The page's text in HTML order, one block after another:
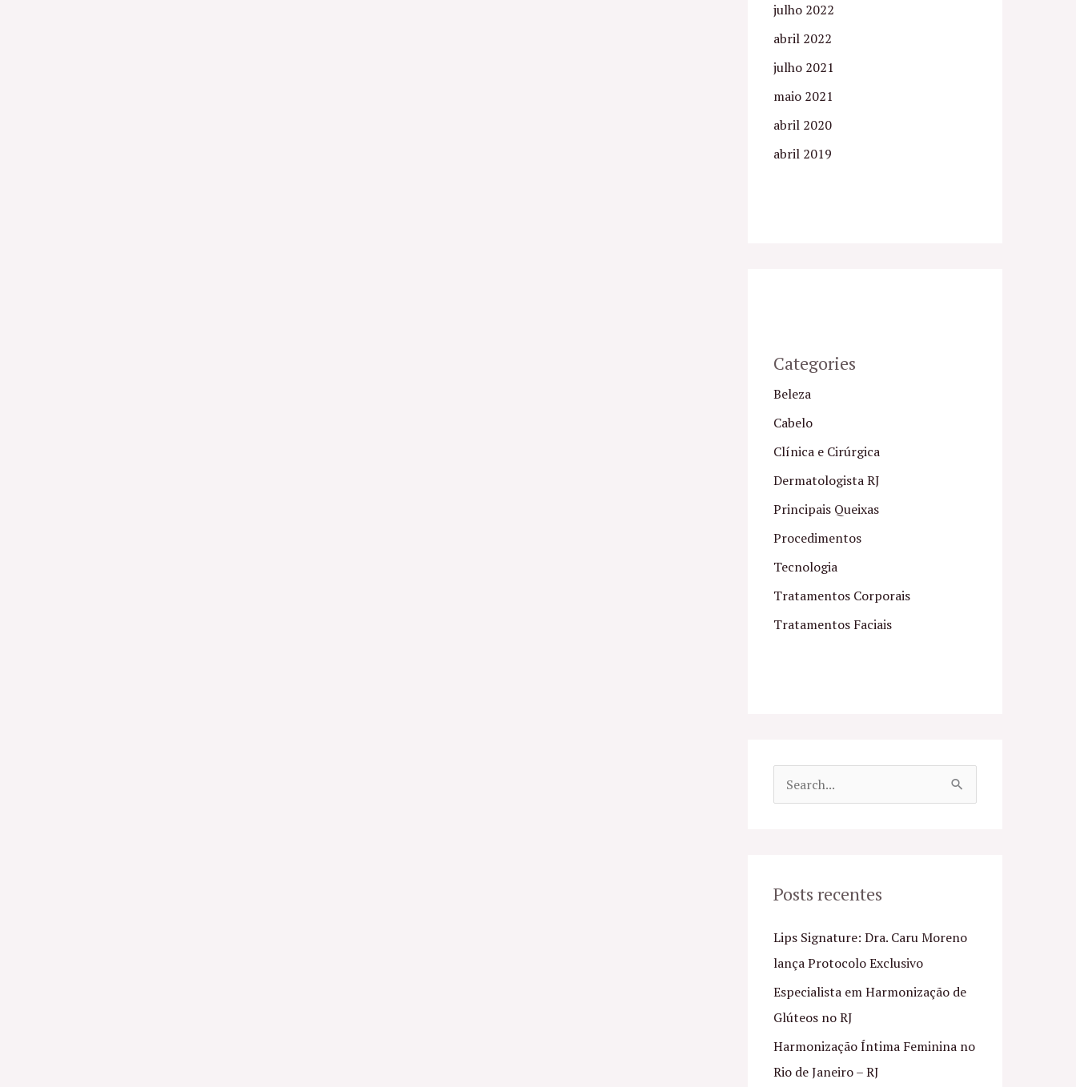
julho 2022
abril 2022
julho 2021
maio 2021
abril 2020
abril 2019
Categories
Beleza
Cabelo
Clínica e Cirúrgica
Dermatologista RJ
Principais Queixas
Procedimentos
Tecnologia
Tratamentos Corporais
Tratamentos Faciais
u
s
a
r
p
o
r
Posts recentes
Lips Signature: Dra. Caru Moreno
lança Protocolo Exclusivo
Especialista em Harmonização de
Glúteos no RJ
Harmonização Íntima Feminina no
Rio de Janeiro – RJ